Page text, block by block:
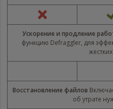
Ускорение и продление
функцию Defraggler, для
Восстановление файлов
об утрате